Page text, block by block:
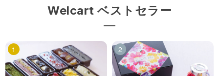
Welcart ベストセラー